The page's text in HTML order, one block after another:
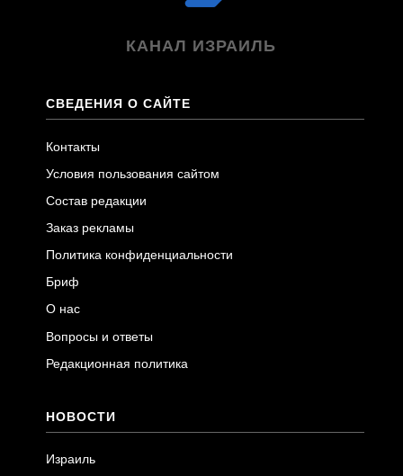
КАНАЛ ИЗРАИЛЬ
СВЕДЕНИЯ О САЙТЕ
Контакты
Условия пользования сайтом
Состав редакции
Заказ рекламы
Политика конфиденциальности
Бриф
О нас
Вопросы и ответы
Редакционная политика
НОВОСТИ
Израиль